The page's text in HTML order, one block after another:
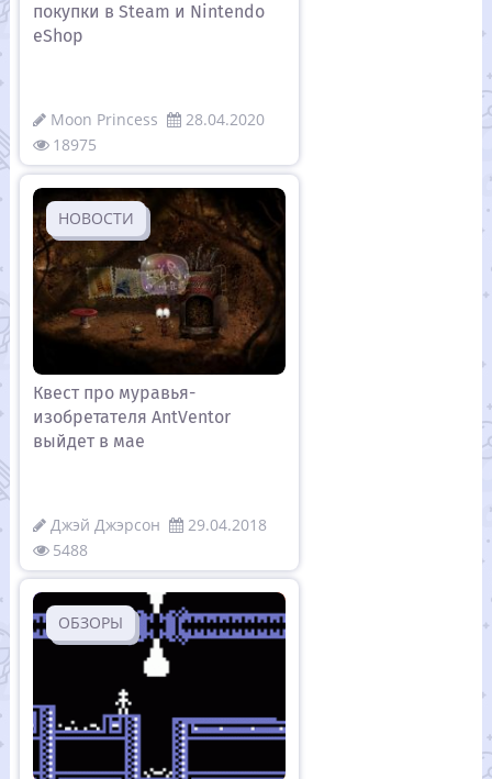
покупки в Steam и Nintendo
eShop
Moon Princess
28.04.2020
18975
НОВОСТИ
Квест про муравья-
изобретателя AntVentor
выйдет в мае
Джэй Джэрсон
29.04.2018
5488
ОБЗОРЫ